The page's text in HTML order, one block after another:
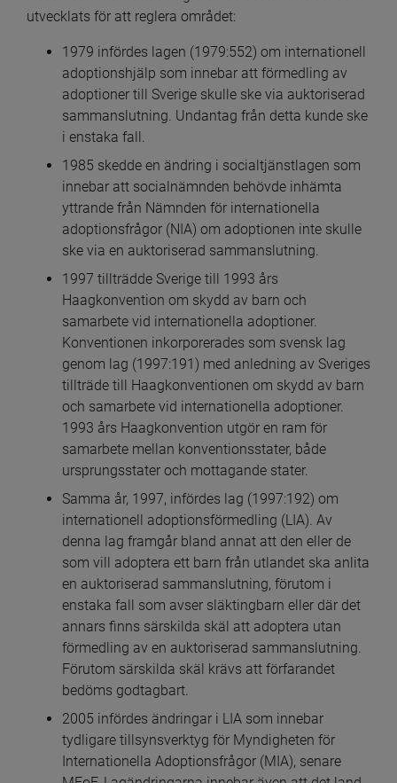
utvecklats för att reglera området:
1979 infördes lagen (1979:552) om internationell
adoptionshjälp som innebar att förmedling av
adoptioner till Sverige skulle ske via auktoriserad
sammanslutning. Undantag från detta kunde ske
i enstaka fall.
1985 skedde en ändring i socialtjänstlagen som
innebar att socialnämnden behövde inhämta
yttrande från Nämnden för internationella
adoptionsfrågor (NIA) om adoptionen inte skulle
ske via en auktoriserad sammanslutning.
1997 tillträdde Sverige till 1993 års
Haagkonvention om skydd av barn och
samarbete vid internationella adoptioner.
Konventionen inkorporerades som svensk lag
genom lag (1997:191) med anledning av Sveriges
tillträde till Haagkonventionen om skydd av barn
och samarbete vid internationella adoptioner.
1993 års Haagkonvention utgör en ram för
samarbete mellan konventionsstater, både
ursprungsstater och mottagande stater.
Samma år, 1997, infördes lag (1997:192) om
internationell adoptionsförmedling (LIA). Av
denna lag framgår bland annat att den eller de
som vill adoptera ett barn från utlandet ska anlita
en auktoriserad sammanslutning, förutom i
enstaka fall som avser släktingbarn eller där det
annars finns särskilda skäl att adoptera utan
förmedling av en auktoriserad sammanslutning.
Förutom särskilda skäl krävs att förfarandet
bedöms godtagbart.
2005 infördes ändringar i LIA som innebar
tydligare tillsynsverktyg för Myndigheten för
Internationella Adoptionsfrågor (MIA), senare